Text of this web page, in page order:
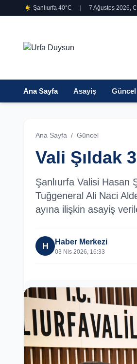
Şanlıurfa 40°C 7 Ağustos 2026,
Ana Sayfa Asayiş Güncel
Ana Sayfa / Güncel
Vali Şıldak
Şanlıurfa Valisi Hasan
Tuğgeneral Ali Naci
ayına ilişkin asayiş
H Haber Merkezi
03 Nis 2026, 16:33